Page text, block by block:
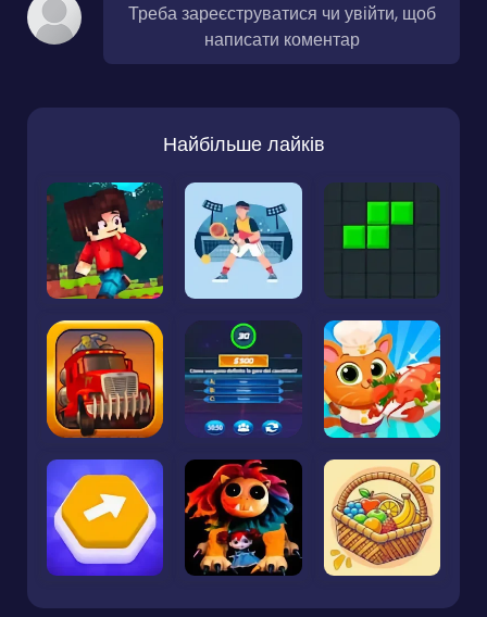
Треба зареєструватися чи увійти, щоб
написати коментар
Найбільше лайків